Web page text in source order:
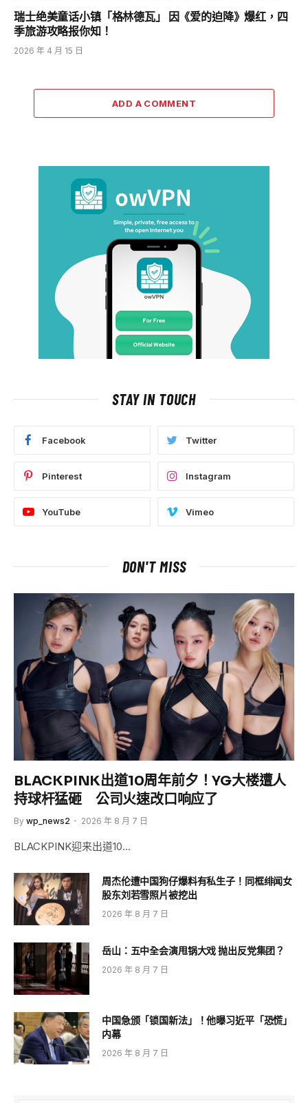
瑞士绝美童话小镇「格林德瓦」 因《爱的迫降》爆红，四
季旅游攻略报你知！
2026 年 4 月 15 日
ADD A COMMENT
STAY IN TOUCH
Facebook Twitter
Pinterest Instagram
YouTube Vimeo
DON'T MISS
BLACKPINK出道10周年前夕！YG大楼遭人
持球杆猛砸 公司火速改口响应了
By wp_news2 2026 年 8 月 7 日
BLACKPINK迎来出道10…
周杰伦遭中国狗仔爆料有私生子！同框绯闻女
股东刘若雪照片被挖出
2026 年 8 月 7 日
岳山：五中全会演甩锅大戏 抛出反党集团？
2026 年 8 月 7 日
中国急颁「锁国新法」！他曝习近平「恐慌」
内幕
2026 年 8 月 7 日